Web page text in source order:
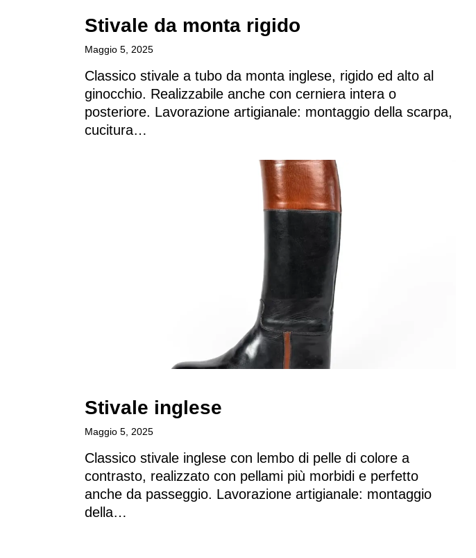
Archivio
Contatti
Italiano
Stivale da monta rigido​
Maggio 5, 2025
Classico stivale a tubo da monta inglese, rigido ed alto al
ginocchio. Realizzabile anche con cerniera intera o
posteriore. Lavorazione artigianale: montaggio della scarpa,
cucitura…
Stivale inglese​
Maggio 5, 2025
Classico stivale inglese con lembo di pelle di colore a
contrasto, realizzato con pellami più morbidi e perfetto
anche da passeggio. Lavorazione artigianale: montaggio
della…